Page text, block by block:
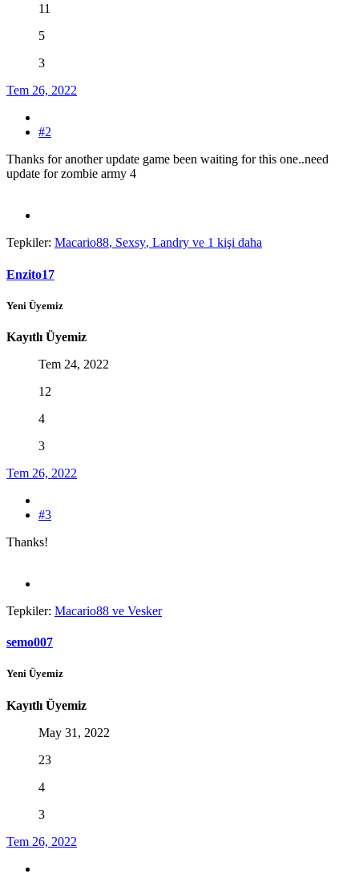
11
5
3
Tem 26, 2022
#2
Thanks for another update game been waiting for this one..need
update for zombie army 4
Tepkiler: Macario88, Sexsy, Landry ve 1 kişi daha
Enzito17
Yeni Üyemiz
Kayıtlı Üyemiz
Tem 24, 2022
12
4
3
Tem 26, 2022
#3
Thanks!
Tepkiler: Macario88 ve Vesker
semo007
Yeni Üyemiz
Kayıtlı Üyemiz
May 31, 2022
23
4
3
Tem 26, 2022